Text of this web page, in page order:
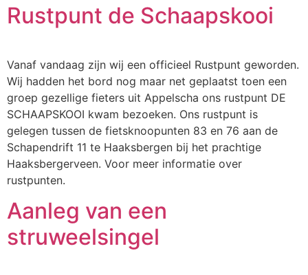
Rustpunt de Schaapskooi
Vanaf vandaag zijn wij een officieel Rustpunt geworden.
Wij hadden het bord nog maar net geplaatst toen een
groep gezellige fieters uit Appelscha ons rustpunt DE
SCHAAPSKOOI kwam bezoeken. Ons rustpunt is
gelegen tussen de fietsknoopunten 83 en 76 aan de
Schapendrift 11 te Haaksbergen bij het prachtige
Haaksbergerveen. Voor meer informatie over
rustpunten.
Aanleg van een
struweelsingel